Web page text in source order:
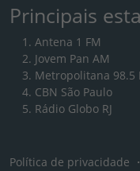
Principais
Antena 1 FM
Jovem Pan AM
Metropolitana 98.5
CBN São Paulo
Rádio Globo RJ
Política de privacidade ・